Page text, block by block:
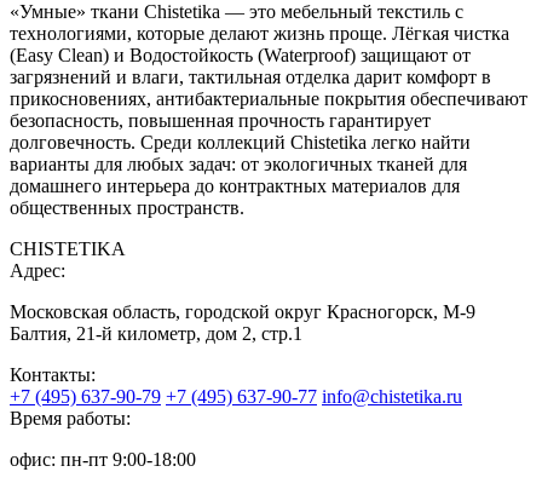
«Умные» ткани Chistetika — это мебельный текстиль с
технологиями, которые делают жизнь проще. Лёгкая чистка
(Easy Clean) и Водостойкость (Waterproof) защищают от
загрязнений и влаги, тактильная отделка дарит комфорт в
прикосновениях, антибактериальные покрытия обеспечивают
безопасность, повышенная прочность гарантирует
долговечность. Среди коллекций Chistetika легко найти
варианты для любых задач: от экологичных тканей для
домашнего интерьера до контрактных материалов для
общественных пространств.
CHISTETIKA
Адрес:
Московская область, городской округ Красногорск, М-9
Балтия, 21-й километр, дом 2, стр.1
Контакты:
+7 (495) 637-90-79 +7 (495) 637-90-77 info@chistetika.ru
Время работы:
офис: пн-пт 9:00-18:00